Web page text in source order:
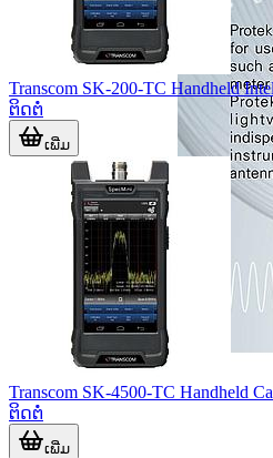
Transcom SK-200-TC Handheld
ຕິດຕໍ່
ເພີ່ມ
Transcom SK-4500-TC Handheld
ຕິດຕໍ່
ເພີ່ມ